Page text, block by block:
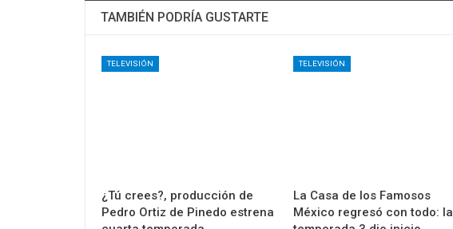
TAMBIÉN PODRÍA GUSTARTE
TELEVISIÓN
¿Tú crees?, producción de
Pedro Ortiz de Pinedo estrena
TELEVISIÓN
La Casa de los Famosos
México regresó con todo: la